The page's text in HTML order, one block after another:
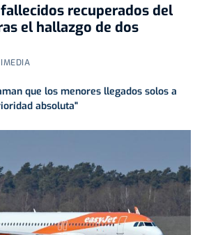
recuperados del
el hallazgo de dos
que los menores llegados solos a
absoluta"